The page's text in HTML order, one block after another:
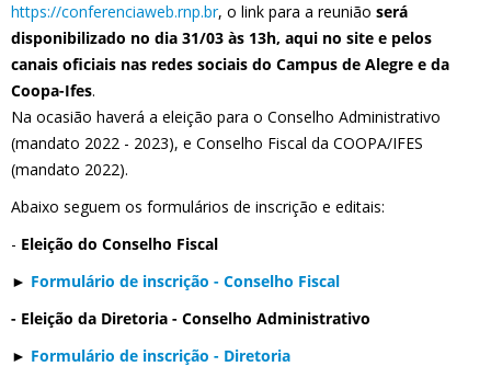
https://conferenciaweb.rnp.br, o link para a reunião será
disponibilizado no dia 31/03 às 13h, aqui no site e pelos
canais oficiais nas redes sociais do Campus de Alegre e da
Coopa-Ifes.
Na ocasião haverá a eleição para o Conselho Administrativo
(mandato 2022 - 2023), e Conselho Fiscal da COOPA/IFES
(mandato 2022).
Abaixo seguem os formulários de inscrição e editais:
- Eleição do Conselho Fiscal
► Formulário de inscrição - Conselho Fiscal
- Eleição da Diretoria - Conselho Administrativo
► Formulário de inscrição - Diretoria